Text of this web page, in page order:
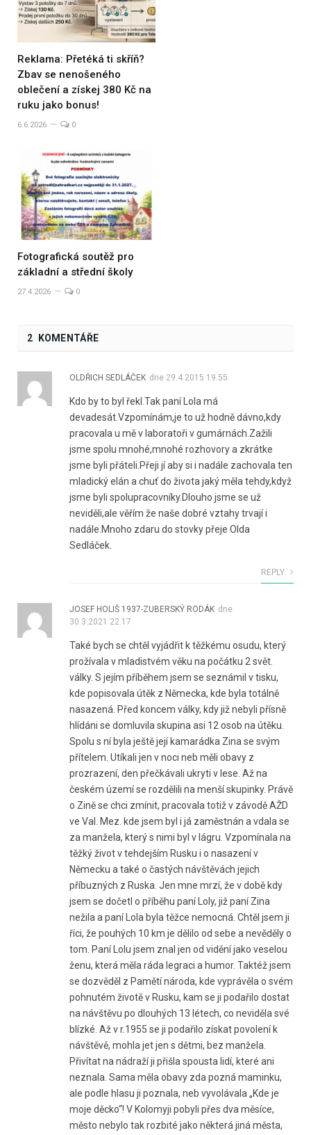
Reklama: Přetéká ti skříň?
Zbav se nenošeného
oblečení a získej 380 Kč na
ruku jako bonus!
6.6.2026 0
Fotografická soutěž pro
základní a střední školy
27.4.2026 0
2 KOMENTÁŘE
OLDŘICH SEDLÁČEK dne 29.4.2015 19.55
Kdo by to byl řekl.Tak paní Lola má
devadesát.Vzpomínám,je to už hodně dávno,kdy
pracovala u mě v laboratoři v gumárnách.Zažili
jsme spolu mnohé,mnohé rozhovory a zkrátke
jsme byli přáteli.Přeji jí aby si i nadále zachovala ten
mladický elán a chuť do života jaký měla tehdy,když
jsme byli spolupracovníky.Dlouho jsme se už
neviděli,ale věřím že naše dobré vztahy trvají i
nadále.Mnoho zdaru do stovky přeje Olda
Sedláček.
REPLY
JOSEF HOLIŠ 1937-ZUBERSKÝ RODÁK dne
30.3.2021 22.17
Také bych se chtěl vyjádřit k těžkému osudu, který
prožívala v mladistvém věku na počátku 2 svět.
války. S jejím příběhem jsem se seznámil v tisku,
kde popisovala útěk z Německa, kde byla totálně
nasazená. Před koncem války, kdy již nebyli přísně
hlídáni se domluvila skupina asi 12 osob na útěku.
Spolu s ní byla ještě její kamarádka Zina se svým
přítelem. Utíkali jen v noci neb měli obavy z
prozrazení, den přečkávali ukryti v lese. Až na
českém území se rozdělili na menší skupinky. Právě
o Zině se chci zmínit, pracovala totiž v závodě AŽD
ve Val. Mez. kde jsem byl i já zaměstnán a vdala se
za manžela, který s nimi byl v lágru. Vzpomínala na
těžký život v tehdejším Rusku i o nasazení v
Německu a také o častých návštěvách jejich
příbuzných z Ruska. Jen mne mrzí, že v době kdy
jsem se dočetl o příběhu paní Loly, již paní Zina
nežila a paní Lola byla těžce nemocná. Chtěl jsem ji
říci, že pouhých 10 km je dělilo od sebe a nevěděly o
tom. Paní Lolu jsem znal jen od vidění jako veselou
ženu, která měla ráda legraci a humor. Taktéž jsem
se dozvěděl z Pamětí národa, kde vyprávěla o svém
pohnutém životě v Rusku, kam se ji podařilo dostat
na návštěvu po dlouhých 13 létech, co neviděla své
blízké. Až v r.1955 se ji podařilo získat povolení k
návštěvě, mohla jet jen s dětmi, bez manžela.
Přivítat na nádraží ji přišla spousta lidí, které ani
neznala. Sama měla obavy zda pozná maminku,
ale podle hlasu ji poznala, neb vyvolávala „Kde je
moje děcko“! V Kolomyji pobyli přes dva měsíce,
město nebylo tak rozbité jako některá jiná města,